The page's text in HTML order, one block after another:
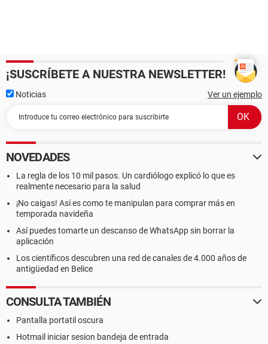
¡SUSCRÍBETE A NUESTRA NEWSLETTER!
Noticias Ver un ejemplo
NOVEDADES
La regla de los 10 mil pasos. Un cardiólogo explicó lo que es
realmente necesario para la salud
¡No caigas! Así es como te manipulan para comprar más en
temporada navideña
Así puedes tomarte un descanso de WhatsApp sin borrar la
aplicación
Los científicos descubren una red de canales de 4.000 años de
antigüedad en Belice
CONSULTA TAMBIÉN
Pantalla portatil oscura
Hotmail iniciar sesion bandeja de entrada